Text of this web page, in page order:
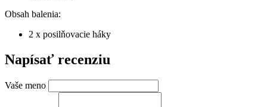
Obsah balenia:
2 x posilňovacie háky
Napísať recenziu
Vaše meno